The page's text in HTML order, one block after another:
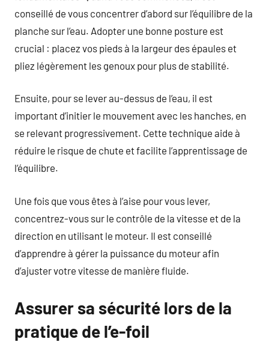
conseillé de vous concentrer d’abord sur l’équilibre de la
planche sur l’eau. Adopter une bonne posture est
crucial : placez vos pieds à la largeur des épaules et
pliez légèrement les genoux pour plus de stabilité.
Ensuite, pour se lever au-dessus de l’eau, il est
important d’initier le mouvement avec les hanches, en
se relevant progressivement. Cette technique aide à
réduire le risque de chute et facilite l’apprentissage de
l’équilibre.
Une fois que vous êtes à l’aise pour vous lever,
concentrez-vous sur le contrôle de la vitesse et de la
direction en utilisant le moteur. Il est conseillé
d’apprendre à gérer la puissance du moteur afin
d’ajuster votre vitesse de manière fluide.
Assurer sa sécurité lors de la
pratique de l’e-foil